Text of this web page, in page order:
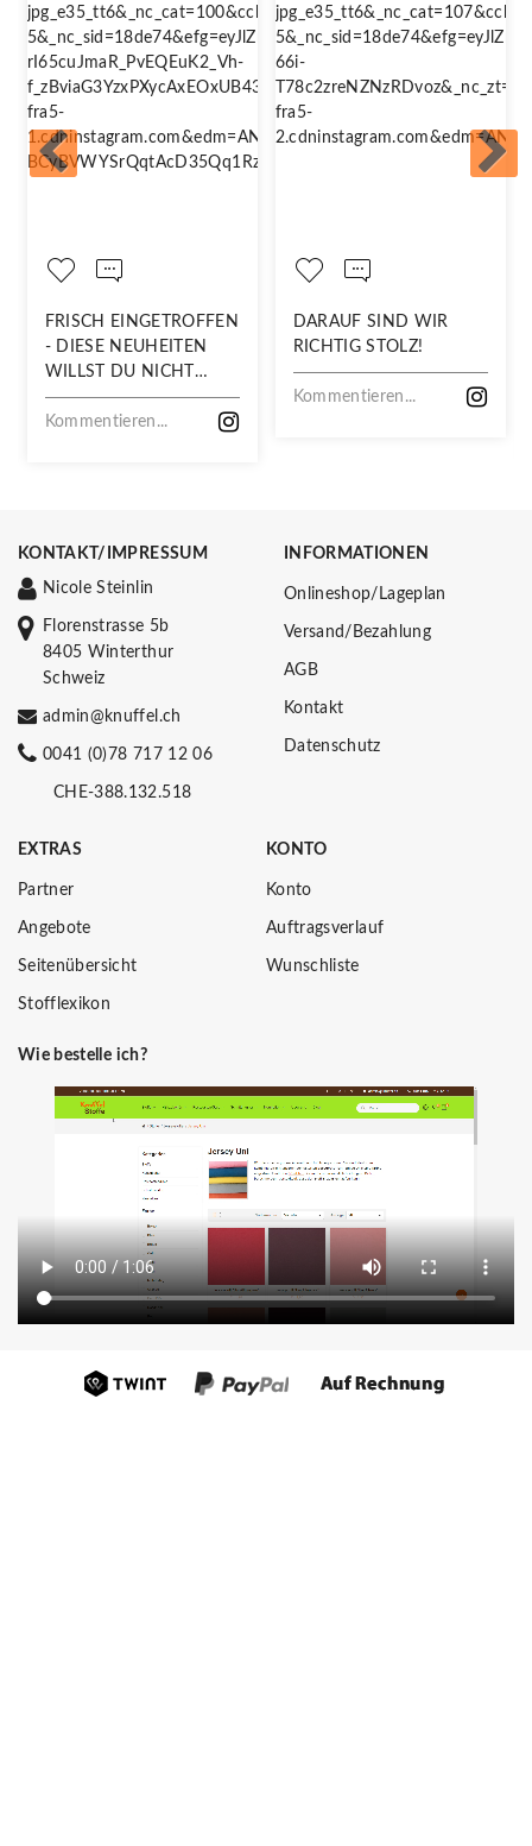
FRISCH EINGETROFFEN
- DIESE NEUHEITEN
WILLST DU NICHT
VERPASSEN!
Kommentieren...
DARAUF SIND WIR
RICHTIG STOLZ!
Kommentieren...
KONTAKT/IMPRESSUM
Nicole Steinlin
Florenstrasse 5b
8405 Winterthur
Schweiz
admin@knuffel.ch
0041 (0)78 717 12 06
CHE-388.132.518
INFORMATIONEN
Onlineshop/Lageplan
Versand/Bezahlung
AGB
Kontakt
Datenschutz
EXTRAS
Partner
Angebote
Seitenübersicht
Stofflexikon
KONTO
Konto
Auftragsverlauf
Wunschliste
Wie bestelle ich?